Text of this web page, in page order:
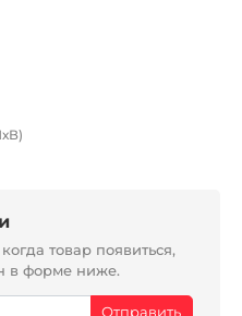
товар появиться,
в форме ниже.